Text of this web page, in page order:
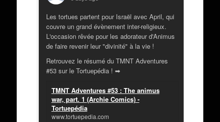
Les tortues partent pour Israël avec April, qui
couvre un grand évènement inter-religieux.
L'occasion rêvée pour les adorateur d'Animus
de faire revenir leur "divinité" à la vie !
Retrouvez le résumé du TMNT Adventures
#53 sur le Tortuepédia ! ➡
TMNT Adventures #53 : The animus
war, part. 1 (Archie Comics) -
Tortuepédia
www.tortuepedia.com